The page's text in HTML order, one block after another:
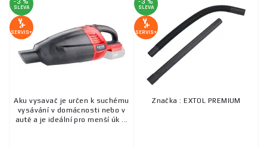
SLEVA
SERVIS+
Aku vysavač je určen k suchému
vysávání v domácnosti nebo v
autě a je ideální pro menší úk ...
SLEVA
SERVIS+
Značka : EXTOL PREMIUM